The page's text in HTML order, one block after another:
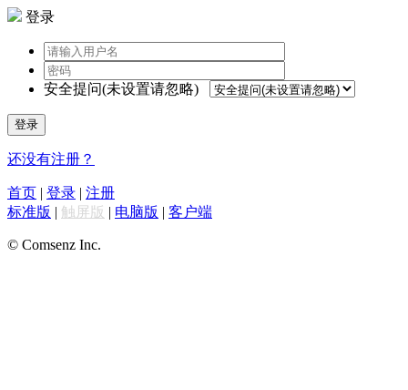
登录
安全提问(未设置请忽略)
登录
还没有注册？
首页 | 登录 | 注册
标准版 | 触屏版 | 电脑版 | 客户端
© Comsenz Inc.